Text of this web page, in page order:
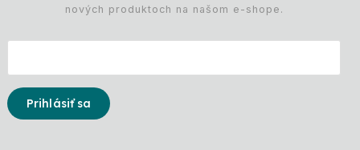
nových produktoch na našom e-shope.
Prihlásiť sa